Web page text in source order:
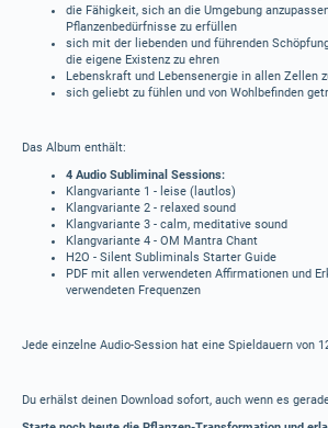
die Fähigkeit, sich an die Umgebung
Pflanzenbedürfnisse zu erfüllen
sich mit der liebenden und führenden
die eigene Existenz zu ehren
Lebenskraft und Lebensenergie in allen Zellen
sich geliebt zu fühlen und von Wohlbefinden
Das Album enthält:
4 Audio Subliminal Sessions:
Klangvariante 1 - leise (lautlos)
Klangvariante 2 - relaxed sound
Klangvariante 3 - calm, meditative sound
Klangvariante 4 - OM Mantra Chant
H2O - Silent Subliminals Starter Guide
PDF mit allen verwendeten Affirmationen und
verwendeten Frequenzen
Jede einzelne Audio-Session hat eine Spieldauern von
Du erhälst deinen Download sofort, auch wenn es